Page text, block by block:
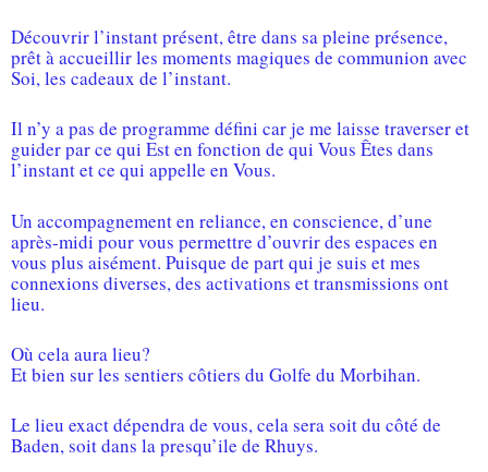
Découvrir l’instant présent, être dans sa pleine présence,
prêt à accueillir les moments magiques de communion avec
Soi, les cadeaux de l’instant.
Il n’y a pas de programme défini car je me laisse traverser et
guider par ce qui Est en fonction de qui Vous Êtes dans
l’instant et ce qui appelle en Vous.
Un accompagnement en reliance, en conscience, d’une
après-midi pour vous permettre d’ouvrir des espaces en
vous plus aisément. Puisque de part qui je suis et mes
connexions diverses, des activations et transmissions ont
lieu.
Où cela aura lieu?
Et bien sur les sentiers côtiers du Golfe du Morbihan.
Le lieu exact dépendra de vous, cela sera soit du côté de
Baden, soit dans la presqu’ile de Rhuys.